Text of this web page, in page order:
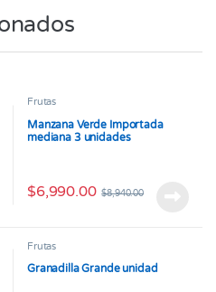
Frutas
Manzana Verde Importada
mediana 3 unidades
$6,990.00 $8,940.00
Frutas
Granadilla Grande unidad